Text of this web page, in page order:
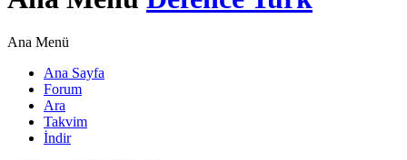
Ana Menü
Ana Sayfa
Forum
Ara
Takvim
İndir